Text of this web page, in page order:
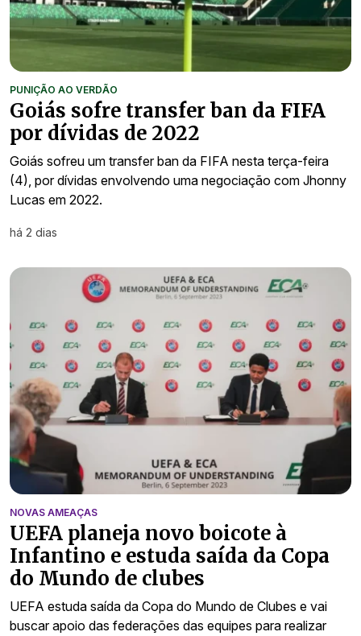
PUNIÇÃO AO VERDÃO
Goiás sofre transfer ban da FIFA
por dívidas de 2022
Goiás sofreu um transfer ban da FIFA nesta terça-feira
(4), por dívidas envolvendo uma negociação com Jhonny
Lucas em 2022.
há 2 dias
NOVAS AMEAÇAS
UEFA planeja novo boicote à
Infantino e estuda saída da Copa
do Mundo de clubes
UEFA estuda saída da Copa do Mundo de Clubes e vai
buscar apoio das federações das equipes para realizar